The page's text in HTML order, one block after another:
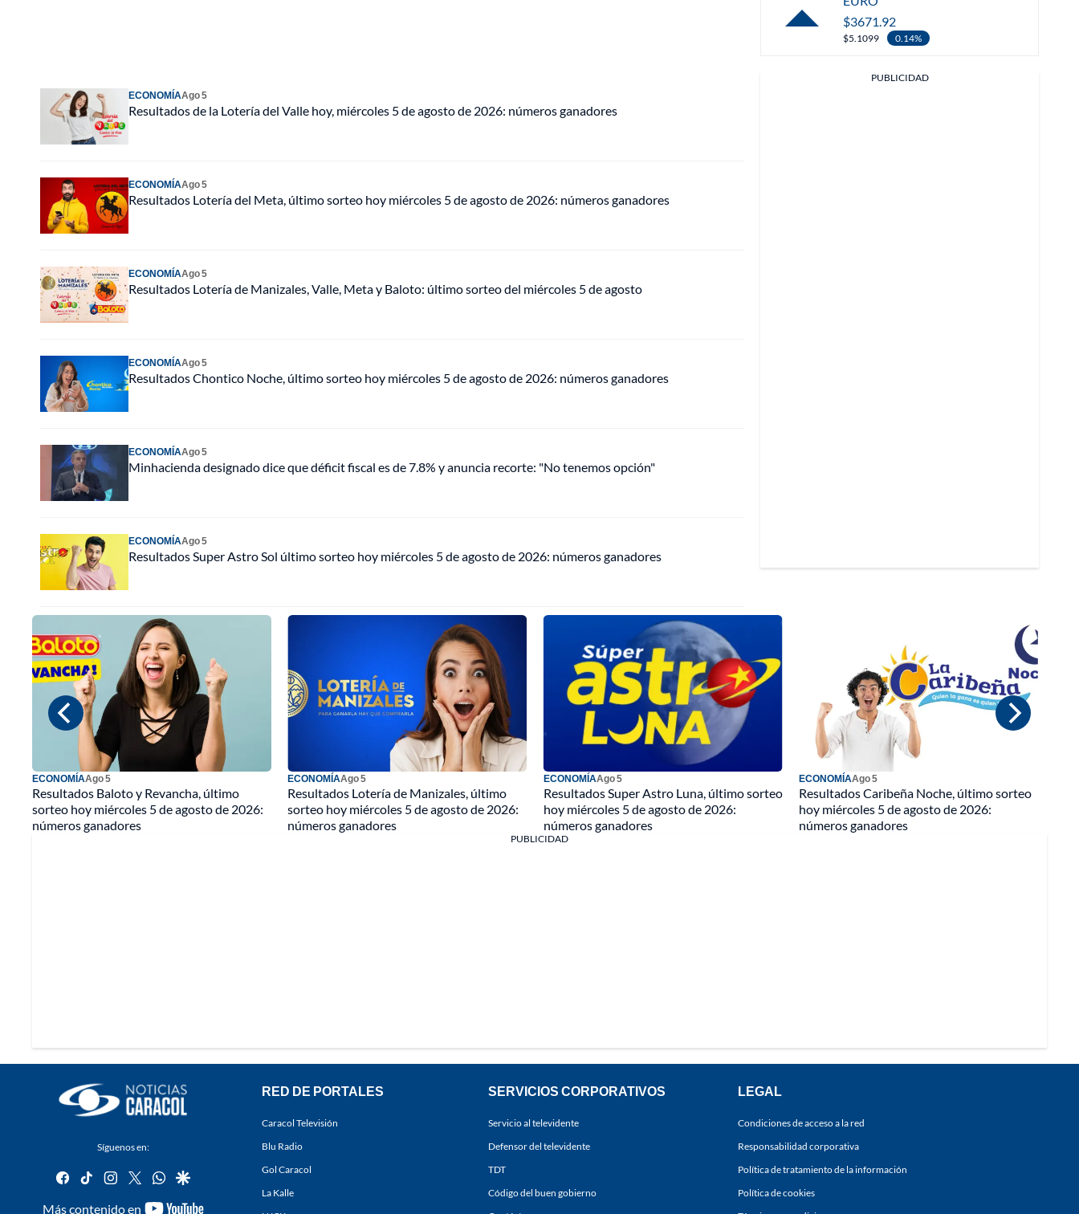
$3671.92
$5.1099 0.14%
ECONOMÍAAgo 5
Resultados de la Lotería del Valle hoy, miércoles 5 de agosto de 2026: números ganadores
ECONOMÍAAgo 5
Resultados Lotería del Meta, último sorteo hoy miércoles 5 de agosto de 2026: números ganadores
ECONOMÍAAgo 5
Resultados Lotería de Manizales, Valle, Meta y Baloto: último sorteo del miércoles 5 de agosto
ECONOMÍAAgo 5
Resultados Chontico Noche, último sorteo hoy miércoles 5 de agosto de 2026: números ganadores
ECONOMÍAAgo 5
Minhacienda designado dice que déficit fiscal es de 7.8% y anuncia recorte: "No tenemos opción"
ECONOMÍAAgo 5
Resultados Super Astro Sol último sorteo hoy miércoles 5 de agosto de 2026: números ganadores
PUBLICIDAD
ECONOMÍAAgo 5
Resultados Baloto y Revancha, último
sorteo hoy miércoles 5 de agosto de 2026:
números ganadores
ECONOMÍAAgo 5
Resultados Lotería de Manizales, último
sorteo hoy miércoles 5 de agosto de 2026:
números ganadores
ECONOMÍAAgo 5
Resultados Super Astro Luna, último sorteo
hoy miércoles 5 de agosto de 2026:
números ganadores
ECONOMÍAAgo 5
Resultados Caribeña Noche, último sorteo
hoy miércoles 5 de agosto de 2026:
números ganadores
PUBLICIDAD
Síguenos en:
facebook
tiktok instagram
twitterwhatsapp
google
Más contenido en youtube-
RED DE PORTALES
Caracol Televisión
Blu Radio
Gol Caracol
La Kalle
SERVICIOS CORPORATIVOS
Servicio al televidente
Defensor del televidente
TDT
Código del buen gobierno
LEGAL
Condiciones de acceso a la red
Responsabilidad corporativa
Política de tratamiento de la información
Política de cookies